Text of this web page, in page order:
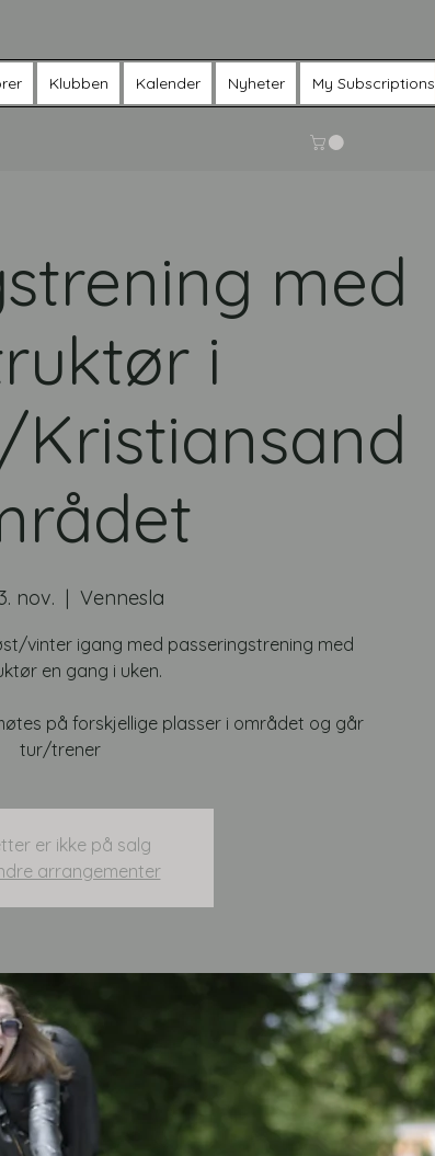
Klubben Kalender Nyheter My Subscriptions
med
i
Kristiansand
nov.
  |
Vennesla
vinter igang med passeringstrening med
en gang i uken.
på forskjellige plasser i området og går
tur/trener
er ikke på salg
arrangementer